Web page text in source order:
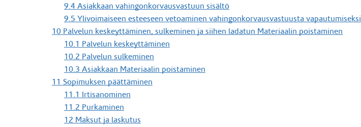
9.4 Asiakkaan vahingonkorvausvastuun sisältö
9.5 Ylivoimaiseen esteeseen vetoaminen vahingonkorvausvastuusta vapautumiseksi
10 Palvelun keskeyttäminen, sulkeminen ja siihen ladatun Materiaalin poistaminen
10.1 Palvelun keskeyttäminen
10.2 Palvelun sulkeminen
10.3 Asiakkaan Materiaalin poistaminen
11 Sopimuksen päättäminen
11.1 Irtisanominen
11.2 Purkaminen
12 Maksut ja laskutus